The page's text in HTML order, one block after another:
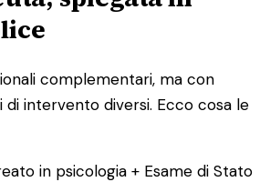
complementari, ma con
intervento diversi. Ecco cosa le
in psicologia + Esame di Stato